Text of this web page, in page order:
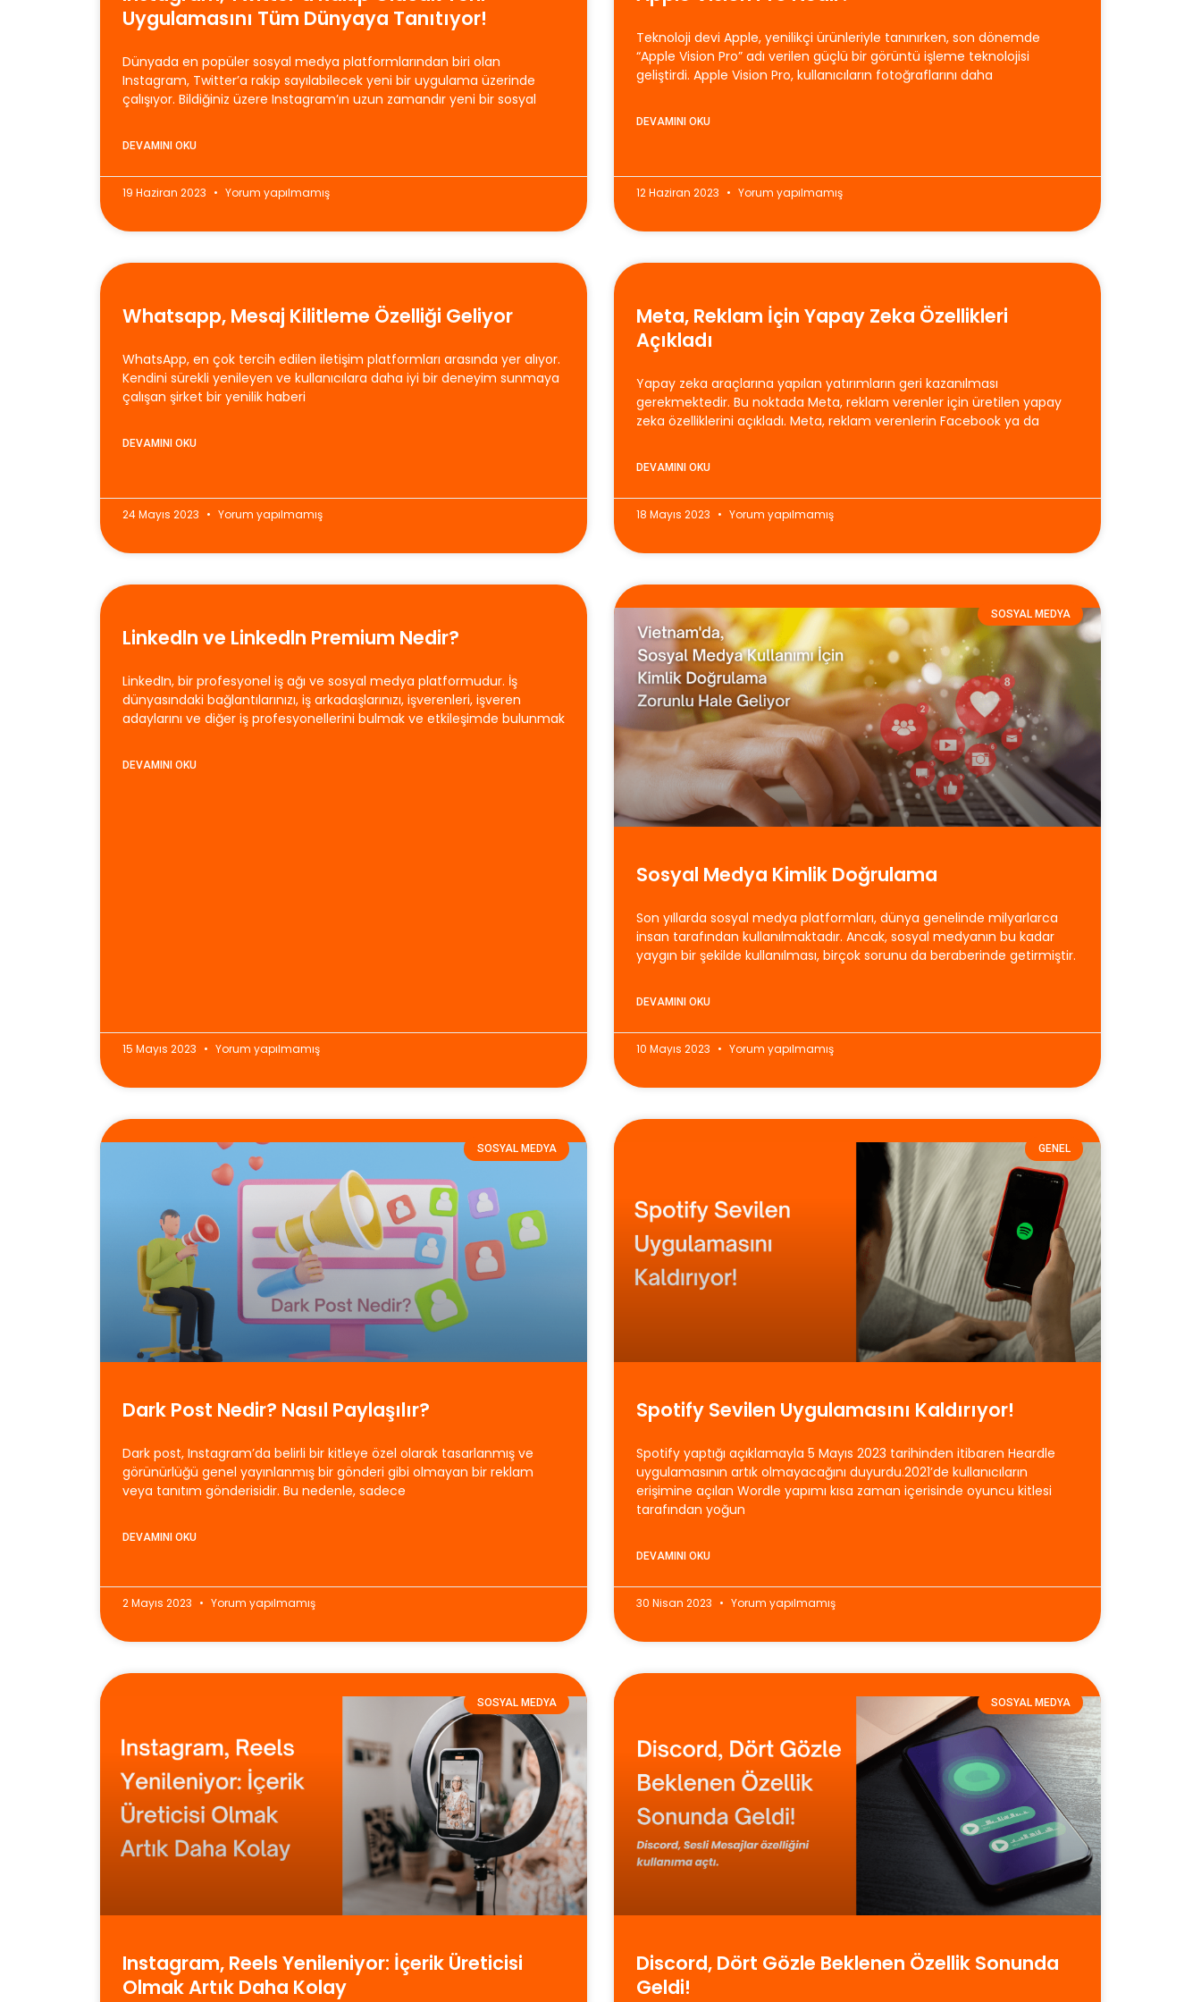
Uygulamasını Tüm Dünyaya Tanıtıyor!
Dünyada en popüler sosyal medya platformlarından biri olan
Instagram, Twitter’a rakip sayılabilecek yeni bir uygulama üzerinde
çalışıyor. Bildiğiniz üzere Instagram’ın uzun zamandır yeni bir sosyal
DEVAMINI OKU
19 Haziran 2023 Yorum yapılmamış
Teknoloji devi Apple, yenilikçi ürünleriyle tanınırken, son dönemde
“Apple Vision Pro” adı verilen güçlü bir görüntü işleme teknolojisi
geliştirdi. Apple Vision Pro, kullanıcıların fotoğraflarını daha
DEVAMINI OKU
12 Haziran 2023 Yorum yapılmamış
Whatsapp, Mesaj Kilitleme Özelliği Geliyor
WhatsApp, en çok tercih edilen iletişim platformları arasında yer alıyor.
Kendini sürekli yenileyen ve kullanıcılara daha iyi bir deneyim sunmaya
çalışan şirket bir yenilik haberi
DEVAMINI OKU
24 Mayıs 2023 Yorum yapılmamış
Meta, Reklam İçin Yapay Zeka Özellikleri
Açıkladı
Yapay zeka araçlarına yapılan yatırımların geri kazanılması
gerekmektedir. Bu noktada Meta, reklam verenler için üretilen yapay
zeka özelliklerini açıkladı. Meta, reklam verenlerin Facebook ya da
DEVAMINI OKU
18 Mayıs 2023 Yorum yapılmamış
Linkedln ve Linkedln Premium Nedir?
LinkedIn, bir profesyonel iş ağı ve sosyal medya platformudur. İş
dünyasındaki bağlantılarınızı, iş arkadaşlarınızı, işverenleri, işveren
adaylarını ve diğer iş profesyonellerini bulmak ve etkileşimde bulunmak
DEVAMINI OKU
15 Mayıs 2023 Yorum yapılmamış
SOSYAL MEDYA
Sosyal Medya Kimlik Doğrulama
Son yıllarda sosyal medya platformları, dünya genelinde milyarlarca
insan tarafından kullanılmaktadır. Ancak, sosyal medyanın bu kadar
yaygın bir şekilde kullanılması, birçok sorunu da beraberinde getirmiştir.
DEVAMINI OKU
10 Mayıs 2023 Yorum yapılmamış
SOSYAL MEDYA
Dark Post Nedir? Nasıl Paylaşılır?
Dark post, Instagram’da belirli bir kitleye özel olarak tasarlanmış ve
görünürlüğü genel yayınlanmış bir gönderi gibi olmayan bir reklam
veya tanıtım gönderisidir. Bu nedenle, sadece
DEVAMINI OKU
2 Mayıs 2023 Yorum yapılmamış
GENEL
Spotify Sevilen Uygulamasını Kaldırıyor!
Spotify yaptığı açıklamayla 5 Mayıs 2023 tarihinden itibaren Heardle
uygulamasının artık olmayacağını duyurdu.2021’de kullanıcıların
erişimine açılan Wordle yapımı kısa zaman içerisinde oyuncu kitlesi
tarafından yoğun
DEVAMINI OKU
30 Nisan 2023 Yorum yapılmamış
SOSYAL MEDYA
Instagram, Reels Yenileniyor: İçerik Üreticisi
Olmak Artık Daha Kolay
SOSYAL MEDYA
Discord, Dört Gözle Beklenen Özellik Sonunda
Geldi!